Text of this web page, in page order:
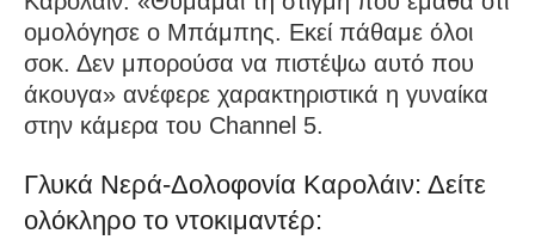
ομολόγησε ο Μπάμπης. Εκεί πάθαμε όλοι
σοκ. Δεν μπορούσα να πιστέψω αυτό που
άκουγα» ανέφερε χαρακτηριστικά η γυναίκα
στην κάμερα του Channel 5.
Γλυκά Νερά-Δολοφονία Καρολάιν: Δείτε
ολόκληρο το ντοκιμαντέρ: